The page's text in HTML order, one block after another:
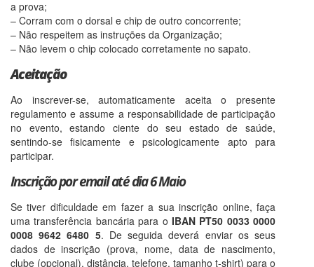
a prova;
– Corram com o dorsal e chip de outro concorrente;
– Não respeitem as instruções da Organização;
– Não levem o chip colocado corretamente no sapato.
Aceitação
Ao inscrever-se, automaticamente aceita o presente
regulamento e assume a responsabilidade de participação
no evento, estando ciente do seu estado de saúde,
sentindo-se fisicamente e psicologicamente apto para
participar.
Inscrição por email até dia 6 Maio
Se tiver dificuldade em fazer a sua inscrição online, faça
uma transferência bancária para o IBAN PT50 0033 0000
0008 9642 6480 5. De seguida deverá enviar os seus
dados de inscrição (prova, nome, data de nascimento,
clube (opcional), distância, telefone, tamanho t-shirt) para o